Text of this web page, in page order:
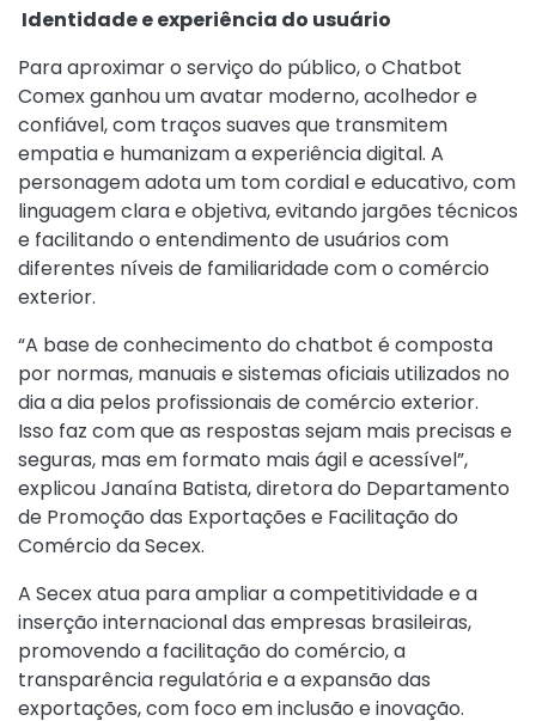
Identidade e experiência do usuário
Para aproximar o serviço do público, o Chatbot
Comex ganhou um avatar moderno, acolhedor e
confiável, com traços suaves que transmitem
empatia e humanizam a experiência digital. A
personagem adota um tom cordial e educativo, com
linguagem clara e objetiva, evitando jargões técnicos
e facilitando o entendimento de usuários com
diferentes níveis de familiaridade com o comércio
exterior.
“A base de conhecimento do chatbot é composta
por normas, manuais e sistemas oficiais utilizados no
dia a dia pelos profissionais de comércio exterior.
Isso faz com que as respostas sejam mais precisas e
seguras, mas em formato mais ágil e acessível”,
explicou Janaína Batista, diretora do Departamento
de Promoção das Exportações e Facilitação do
Comércio da Secex.
A Secex atua para ampliar a competitividade e a
inserção internacional das empresas brasileiras,
promovendo a facilitação do comércio, a
transparência regulatória e a expansão das
exportações, com foco em inclusão e inovação.